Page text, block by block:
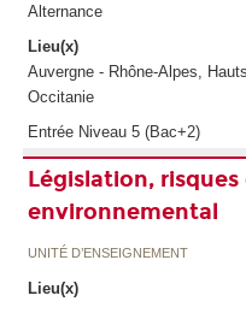
Alternance
Lieu(x)
Auvergne - Rhône-Alpes,
Occitanie
Entrée Niveau 5 (Bac+2)
Législation,
environnemental
UNITÉ D’ENSEIGNEMENT
Lieu(x)